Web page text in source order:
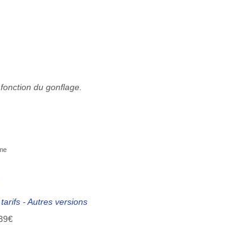
du gonflage.
-Autres versions